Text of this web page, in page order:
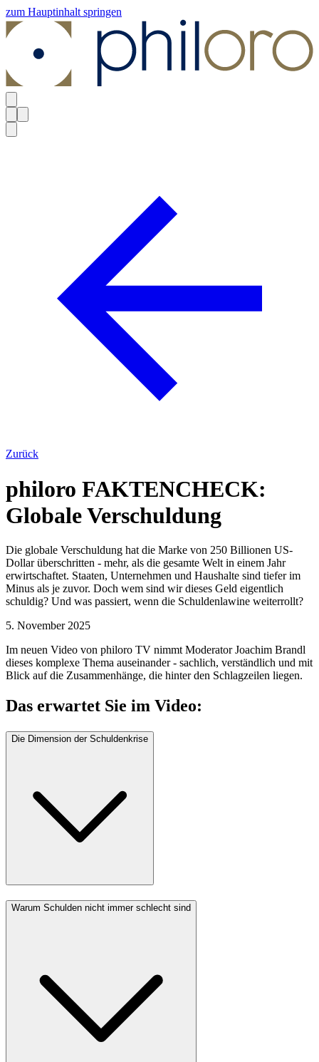
zum Hauptinhalt springen
Zurück
philoro FAKTENCHECK:
Globale Verschuldung
Die globale Verschuldung hat die Marke von 250 Billionen US-
Dollar überschritten - mehr, als die gesamte Welt in einem Jahr
erwirtschaftet. Staaten, Unternehmen und Haushalte sind tiefer im
Minus als je zuvor. Doch wem sind wir dieses Geld eigentlich
schuldig? Und was passiert, wenn die Schuldenlawine weiterrollt?
5. November 2025
Im neuen Video von philoro TV nimmt Moderator Joachim Brandl
dieses komplexe Thema auseinander - sachlich, verständlich und mit
Blick auf die Zusammenhänge, die hinter den Schlagzeilen liegen.
Das erwartet Sie im Video:
Die Dimension der Schuldenkrise
Warum Schulden nicht immer schlecht sind